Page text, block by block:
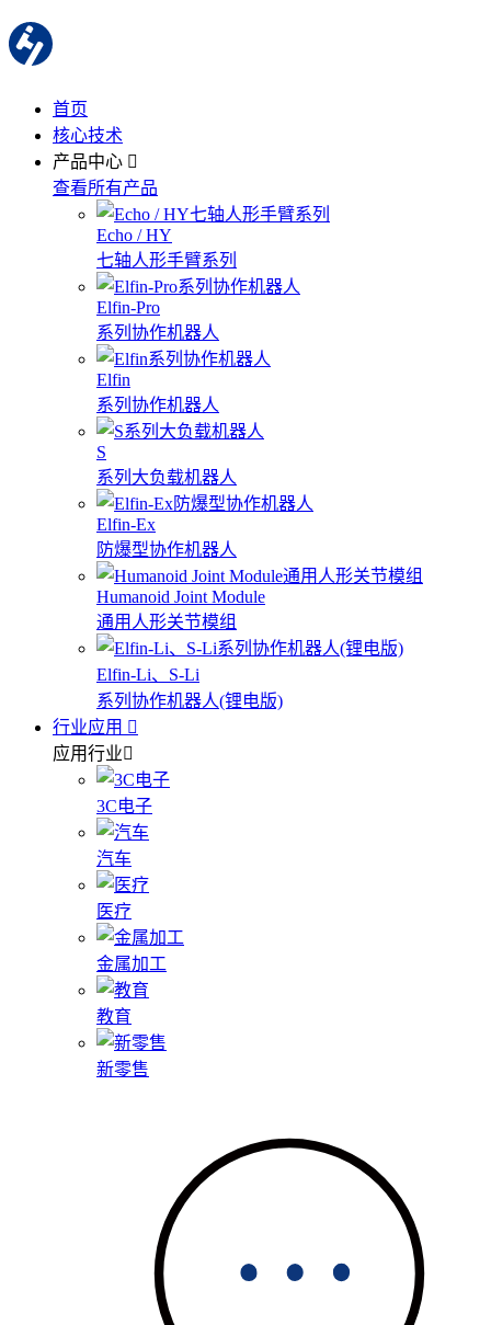
首页
核心技术
产品中心
查看所有产品
Echo / HY
七轴人形手臂系列
Elfin-Pro
系列协作机器人
Elfin
系列协作机器人
S
系列大负载机器人
Elfin-Ex
防爆型协作机器人
Humanoid Joint Module
通用人形关节模组
Elfin-Li、S-Li
系列协作机器人(锂电版)
行业应用
应用行业
3C电子
汽车
医疗
金属加工
教育
新零售